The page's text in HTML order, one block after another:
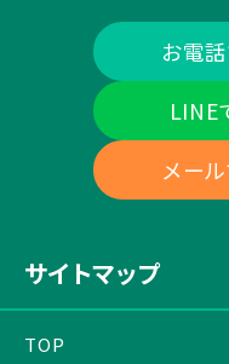
お電
LINE
メー
サイトマップ
TOP